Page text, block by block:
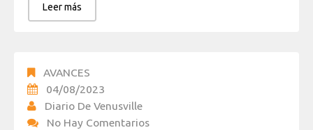
Leer más
AVANCES
04/08/2023
Diario De Venusville
No Hay Comentarios